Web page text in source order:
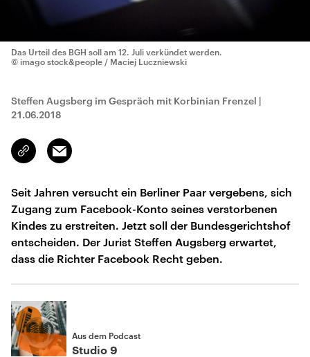
Das Urteil des BGH soll am 12. Juli verkündet werden.
© imago stock&people / Maciej Luczniewski
Steffen Augsberg im Gespräch mit Korbinian Frenzel |
21.06.2018
Link
kopieren/teilen
Email
Seit Jahren versucht ein Berliner Paar vergebens, sich
Zugang zum Facebook-Konto seines verstorbenen
Kindes zu erstreiten. Jetzt soll der Bundesgerichtshof
entscheiden. Der Jurist Steffen Augsberg erwartet,
dass die Richter Facebook Recht geben.
Aus dem Podcast
Studio 9